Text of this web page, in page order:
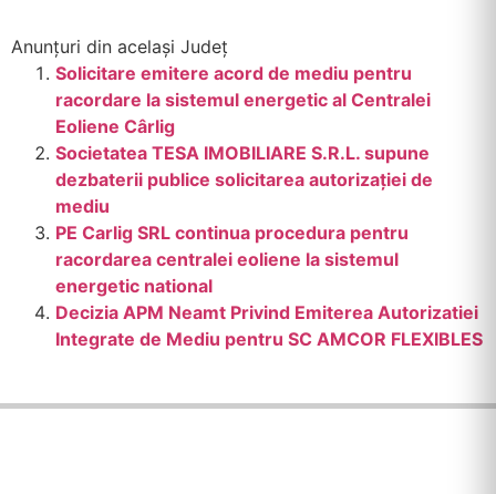
Anunțuri din același Județ
Solicitare emitere acord de mediu pentru
racordare la sistemul energetic al Centralei
Eoliene Cârlig
Societatea TESA IMOBILIARE S.R.L. supune
dezbaterii publice solicitarea autorizației de
mediu
PE Carlig SRL continua procedura pentru
racordarea centralei eoliene la sistemul
energetic national
Decizia APM Neamt Privind Emiterea Autorizatiei
Integrate de Mediu pentru SC AMCOR FLEXIBLES